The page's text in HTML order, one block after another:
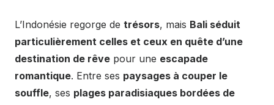
L’Indonésie regorge de trésors, mais Bali séduit
particulièrement celles et ceux en quête d’une
destination de rêve pour une escapade
romantique. Entre ses paysages à couper le
souffle, ses plages paradisiaques bordées de